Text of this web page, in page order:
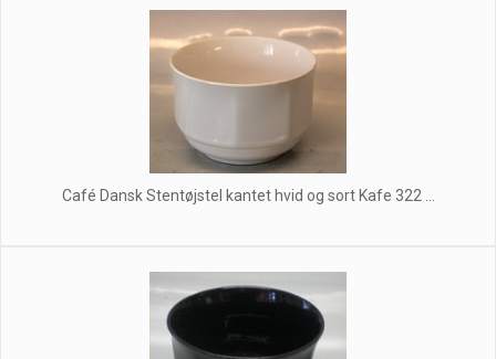
Café Dansk Stentøjstel kantet hvid og sort Kafe 322 ...